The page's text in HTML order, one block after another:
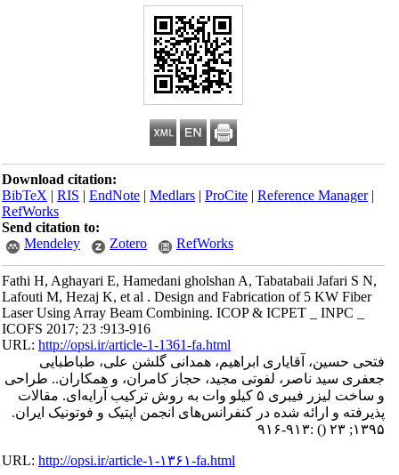
Download citation:
BibTeX|RIS|EndNote|Medlars|ProCite|Reference Manager
RefWorks
Send citation to:
Mendeley
Zotero RefWorks
Fathi H, Aghayari E, Hamedani gholshan A, Tabatabaii Jafari S N,
Lafouti M, Hezaj K, et al . Design and Fabrication of 5 KW Fiber
Laser Using Array Beam Combining. ICOP & ICPET _ INPC _
ICOFS 2017; 23 :913-916
URL:http://opsi.ir/article-1-1361-fa.html
فتحی حسین، آقایاری ابراهیم، همدانی گلشن علی، طباطبایی
جعفری سید ناصر، لفوتی مجید، حجاز کامران، و همکاران.. طراحی
و ساخت لیزر فیبری ۵ کیلو وات به روش ترکیب آرایه‌ای. مقالات
پذیرفته و ارائه شده در کنفرانس‌های انجمن اپتیک و فوتونیک ایران.
۱۳۹۵; ۲۳
() :۹۱۳-۹۱۶
URL:http://opsi.ir/article-۱-۱۳۶۱-fa.html